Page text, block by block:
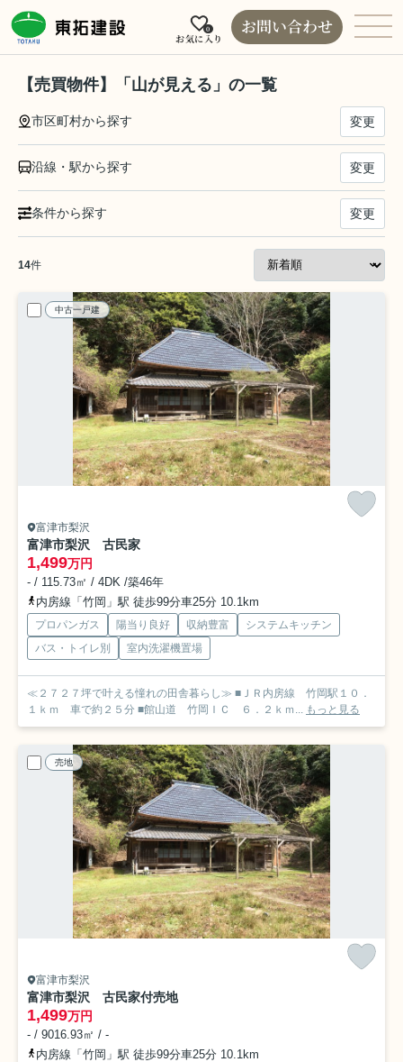
お気に入り
0 お問い合わせ
【売買物件】「山が見える」の一覧
市区町村から探す 変更
沿線・駅から探す 変更
条件から探す 変更
14件
中古一戸建
富津市梨沢
富津市梨沢 古民家
1,499万円
- / 115.73㎡ / 4DK /築46年
内房線「竹岡」駅 徒歩99分車25分 10.1km
プロパンガス 陽当り良好 収納豊富
システムキッチン
バス・トイレ別
室内洗濯機置場
≪２７２７坪で叶える憧れの田舎暮らし≫ ■ＪＲ内房線 竹岡駅１０．
１ｋｍ 車で約２５分 ■館山道 竹岡ＩＣ ６．２ｋｍ... もっと見る
売地
富津市梨沢
富津市梨沢 古民家付売地
1,499万円
- / 9016.93㎡ / -
内房線「竹岡」駅 徒歩99分車25分 10.1km